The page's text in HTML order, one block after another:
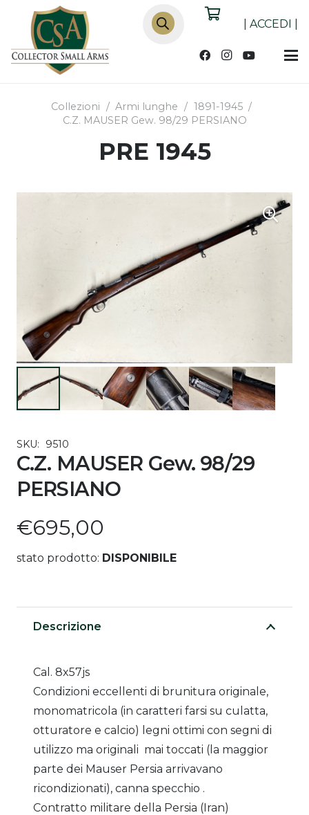
Products
search
ACCEDI
Collezioni / Armi lunghe / 1891-1945 /
C.Z. MAUSER Gew. 98/29 PERSIANO
PRE 1945
SKU: 9510
C.Z. MAUSER Gew. 98/29
PERSIANO
€695,00
stato prodotto: DISPONIBILE
Descrizione
Cal. 8x57js
Condizioni eccellenti di brunitura originale,
monomatricola (in caratteri farsi su culatta,
otturatore e calcio) legni ottimi con segni di
utilizzo ma originali mai toccati (la maggior
parte dei Mauser Persia arrivavano
ricondizionati), canna specchio .
Contratto militare della Persia (Iran)